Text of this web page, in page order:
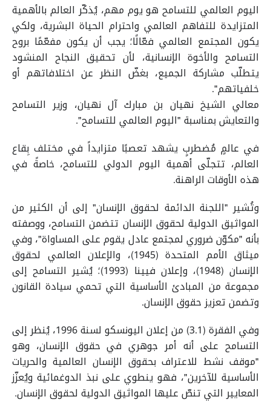
اليوم العالمي للتسامح هو يوم مهم، يُذكّر العالم بالأهمية
المتزايدة للتفاهم العالمي واحترام الحياة البشرية، ولكي
يكون المجتمع العالمي فعّالًا؛ يجب أن يكون مفعّمًا بروح
التسامح والأخوة الإنسانية، لأن تحقيق النجاح المنشود
يتطلّب مشاركة الجميع، بغضّ النظر عن اختلافاتهم أو
خلفياتهم".
معالي الشيخ نهيان بن مبارك آل نهيان، وزير التسامح
والتعايش بمناسبة "اليوم العالمي للتسامح".
في عالمٍ مُضطربٍ يشهد تعصبًا متزايداً في مختلف بِقاع
العالم، تتجلّى أهمية اليوم الدولي للتسامح، خاصةً في
هذه الأوقات الراهنة.
وتُشير "اللجنة الدائمة لحقوق الإنسان" إلى أن الكثير من
المواثيق الدولية لحقوق الإنسان تتضمن التسامح، ووصفته
بأنه "مكوّن ضروري لمجتمع عادل يقوم على المساواة"، وفي
ميثاق الأمم المتحدة (1945)، والإعلان العالمي لحقوق
الإنسان (1948)، وإعلان فيينا (1993)؛ يُشير التسامح إلى
مجموعة من المبادئ الأساسية التي تحمي سيادة القانون
وتضمن تعزيز حقوق الإنسان.
وفي الفقرة (3.1) من إعلان اليونسكو لسنة 1996، يُنظر إلى
التسامح على أنه أمر جوهري في حقوق الإنسان، وهو
"موقف نشط للاعتراف بحقوق الإنسان العالمية والحريات
الأساسية للآخرين"، فهو ينطوي على نبذ الدوغمائية ويُعزّز
المعايير التي تنصّ عليها المواثيق الدولية لحقوق الإنسان.